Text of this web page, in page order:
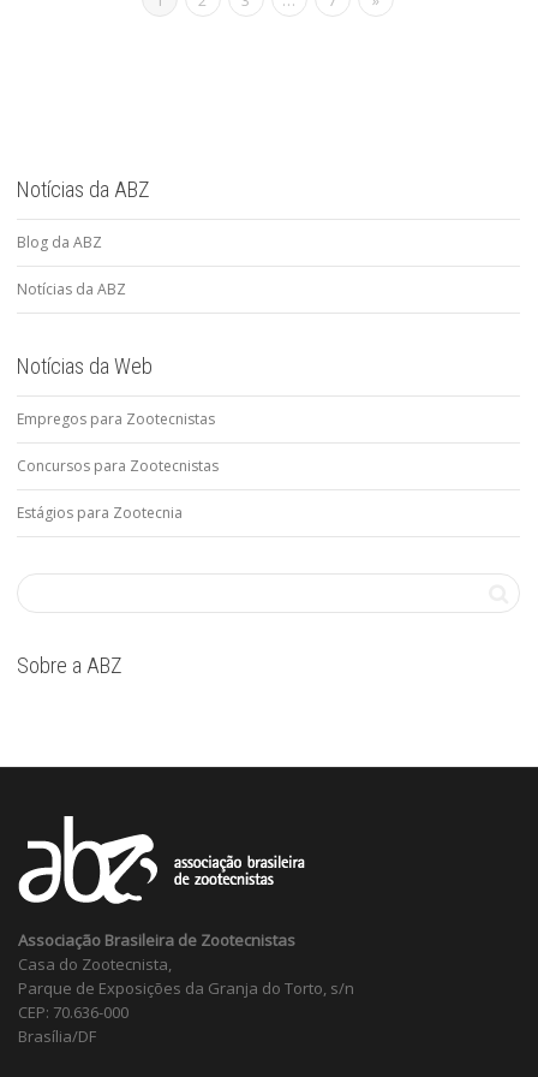
Notícias da ABZ
Blog da ABZ
Notícias da ABZ
Notícias da Web
Empregos para Zootecnistas
Concursos para Zootecnistas
Estágios para Zootecnia
Sobre a ABZ
Associação Brasileira de Zootecnistas
Casa do Zootecnista,
Parque de Exposições da Granja do Torto, s/n
CEP: 70.636-000
Brasília/DF